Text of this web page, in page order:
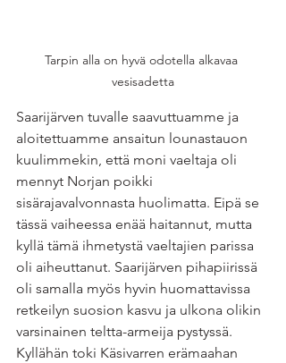
Tarpin alla on hyvä odotella alkavaa
vesisadetta
Saarijärven tuvalle saavuttuamme ja
aloitettuamme ansaitun lounastauon
kuulimmekin, että moni vaeltaja oli
mennyt Norjan poikki
sisärajavalvonnasta huolimatta. Eipä se
tässä vaiheessa enää haitannut, mutta
kyllä tämä ihmetystä vaeltajien parissa
oli aiheuttanut. Saarijärven pihapiirissä
oli samalla myös hyvin huomattavissa
retkeilyn suosion kasvu ja ulkona olikin
varsinainen teltta-armeija pystyssä.
Kyllähän toki Käsivarren erämaahan